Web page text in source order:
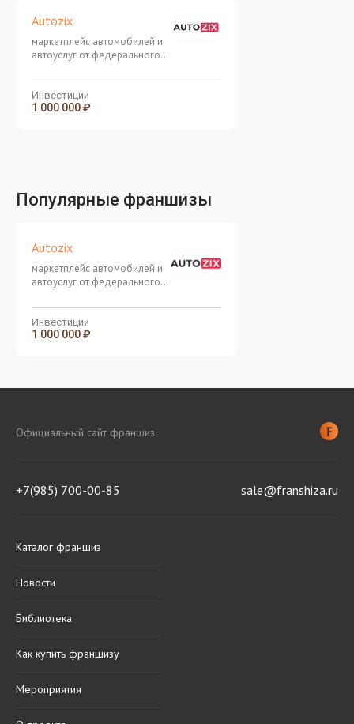
Autozix
маркетплейс автомобилей и
автоуслуг от федерального
Инвестиции
1 000 000 ₽
Популярные франшизы
Autozix
маркетплейс автомобилей и
автоуслуг от федерального
Инвестиции
1 000 000 ₽
Официальный сайт франшиз
+7(985) 700-00-85 sale@franshiza.ru
Каталог франшиз
Новости
Библиотека
Как купить франшизу
Мероприятия